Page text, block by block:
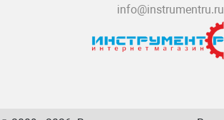
info@instrumentru.ru